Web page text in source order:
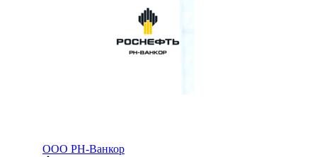
ООО РН-Ванкор